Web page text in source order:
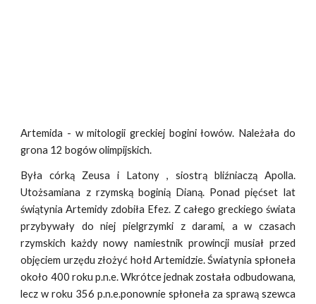
Artemida - w mitologii greckiej bogini łowów. Należała do
grona 12 bogów olimpijskich.
Była córką Zeusa i Latony , siostrą bliźniaczą Apolla.
Utożsamiana z rzymską boginią Dianą. Ponad pięćset lat
świątynia Artemidy zdobiła Efez. Z całego greckiego świata
przybywały do niej pielgrzymki z darami, a w czasach
rzymskich każdy nowy namiestnik prowincji musiał przed
objęciem urzędu złożyć hołd Artemidzie. Światynia spłoneła
około 400 roku p.n.e. Wkrótce jednak została odbudowana,
lecz w roku 356 p.n.e.ponownie spłoneła za sprawą szewca